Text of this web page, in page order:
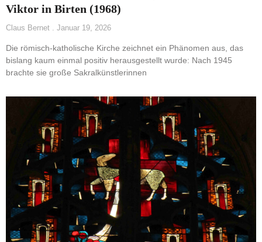
Viktor in Birten (1968)
Claus Bernet Januar 19, 2026
Die römisch-katholische Kirche zeichnet ein Phänomen aus, das
bislang kaum einmal positiv herausgestellt wurde: Nach 1945
brachte sie große Sakralkünstlerinnen